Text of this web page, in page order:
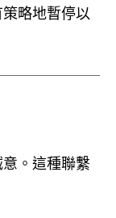
略地暫停以
。這種聯繫